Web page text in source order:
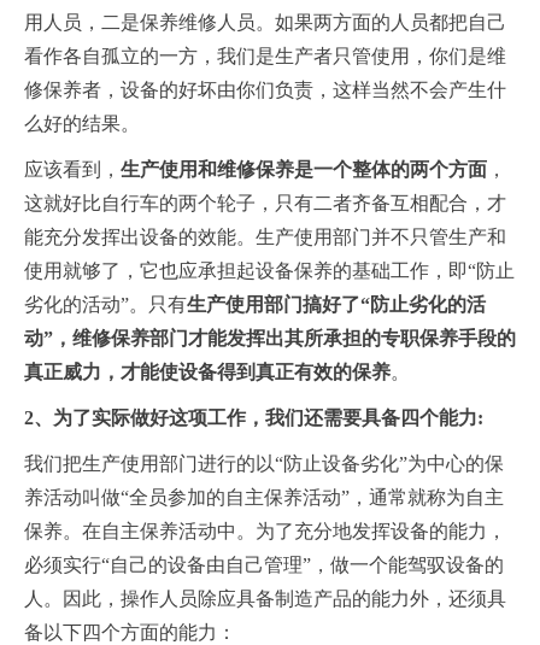
用人员，二是保养维修人员。如果两方面的人员都把自己
看作各自孤立的一方，我们是生产者只管使用，你们是维
修保养者，设备的好坏由你们负责，这样当然不会产生什
么好的结果。
应该看到， 生产使用和维修保养是一个整体的两个方面 ，
这就好比自行车的两个轮子，只有二者齐备互相配合，才
能充分发挥出设备的效能。生产使用部门并不只管生产和
使用就够了，它也应承担起设备保养的基础工作，即“防止
劣化的活动”。只有生产使用部门搞好了“防止劣化的活
动”，维修保养部门才能发挥出其所承担的专职保养手段的
真正威力，才能使设备得到真正有效的保养。
2、为了实际做好这项工作，我们还需要具备四个能力:
我们把生产使用部门进行的以“防止设备劣化”为中心的保
养活动叫做“全员参加的自主保养活动”，通常就称为自主
保养。在自主保养活动中。为了充分地发挥设备的能力，
必须实行“自己的设备由自己管理”，做一个能驾驭设备的
人。因此，操作人员除应具备制造产品的能力外，还须具
备以下四个方面的能力：